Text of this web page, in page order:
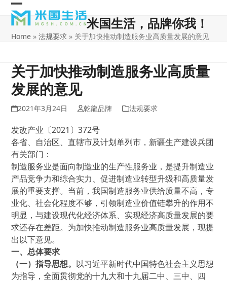
Skip
content
Open
mobile
Close
mobile
米国生活，品牌你我！
Home »法规要求 » 关于加快推动制造服务业高质量发展的意见
关于加快推动制造服务业高质量
发展的意见
2021年3月24日 乾龍品牌 法规要求
发改产业〔2021〕372号
各省、自治区、直辖市及计划单列市，新疆生产建设兵团
有关部门：
制造服务业是面向制造业的生产性服务业，是提升制造业
产品竞争力和综合实力、促进制造业转型升级和高质量发
展的重要支撑。当前，我国制造服务业供给质量不高，专
业化、社会化程度不够，引领制造业价值链攀升的作用不
明显，与建设现代化经济体系、实现经济高质量发展的要
求还存在差距。为加快推动制造服务业高质量发展，现提
出以下意见。
一、总体要求
（一）指导思想。 以习近平新时代中国特色社会主义思想
为指导，全面贯彻党的十九大和十九届二中、三中、四